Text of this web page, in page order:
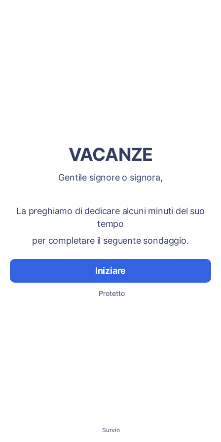
VACANZE
Gentile signore o signora,
La preghiamo di dedicare alcuni minuti del suo
tempo
per completare il seguente sondaggio.
Iniziare
Protetto
Survio